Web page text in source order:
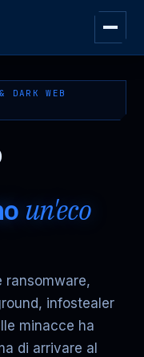
WEB
un'eco
ransomware,
infostealer
minacce ha
di arrivare al